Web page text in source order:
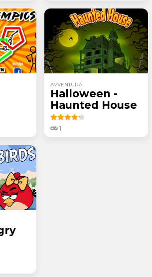
AVVENTURA
Halloween -
Haunted House
1